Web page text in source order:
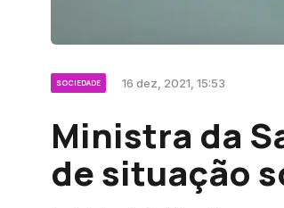
SOCIEDADE 16 dez, 2021, 15:53
Ministra da
de situação